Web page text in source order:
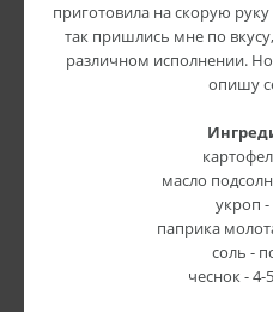
приготовила на скорую
так пришлись мне по
различном исполнении.
опишу
масло
укроп
паприка
соль -
чеснок - 4-